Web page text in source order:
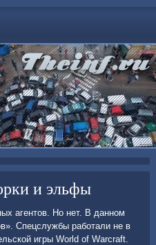
и эльфы
агентοв. Но нет. В данном
Спецслужбы работали не в
игры World of Warcraft.